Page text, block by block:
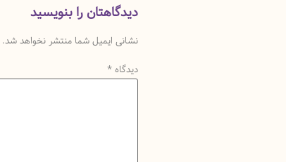
دیدگاهتان را بنویسید
نشانی ایمیل شما منتشر نخواهد شد.
دیدگاه *